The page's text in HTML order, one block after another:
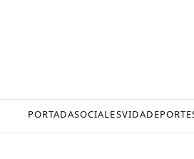
PORTADASOCIALESVIDA